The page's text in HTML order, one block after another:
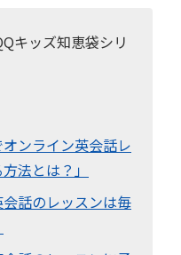
キッズ知恵袋シリ
オンライン英会話レ
法とは？」
会話のレッスンは毎